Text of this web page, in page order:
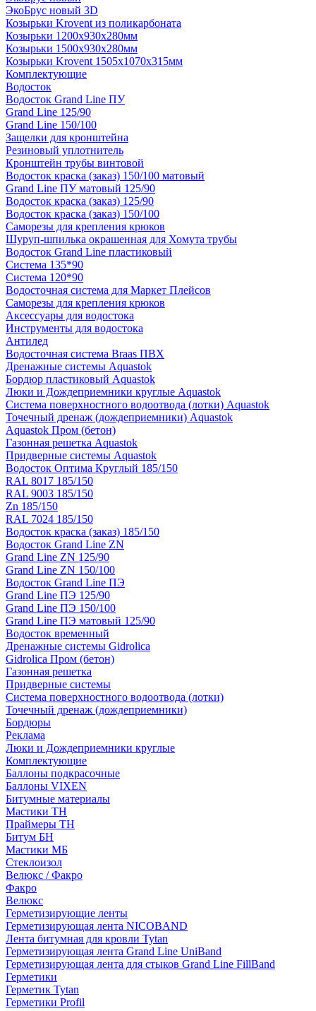
ЭкоБрус новый 3D
Козырьки Krovent из поликарбоната
Козырьки 1200х930х280мм
Козырьки 1500х930х280мм
Козырьки Krovent 1505х1070х315мм
Комплектующие
Водосток
Водосток Grand Line ПУ
Grand Line 125/90
Grand Line 150/100
Защелки для кронштейна
Резиновый уплотнитель
Кронштейн трубы винтовой
Водосток краска (заказ) 150/100 матовый
Grand Line ПУ матовый 125/90
Водосток краска (заказ) 125/90
Водосток краска (заказ) 150/100
Саморезы для крепления крюков
Шуруп-шпилька окрашенная для Хомута трубы
Водосток Grand Line пластиковый
Система 135*90
Система 120*90
Водосточная система для Маркет Плейсов
Саморезы для крепления крюков
Аксессуары для водостока
Инструменты для водостока
Антилед
Водосточная система Braas ПВХ
Дренажные системы Aquastok
Бордюр пластиковый Aquastok
Люки и Дождеприемники круглые Aquastok
Система поверхностного водоотвода (лотки) Aquastok
Точечный дренаж (дождеприемники) Aquastok
Aquastok Пром (бетон)
Газонная решетка Aquastok
Придверные системы Aquastok
Водосток Оптима Круглый 185/150
RAL 8017 185/150
RAL 9003 185/150
Zn 185/150
RAL 7024 185/150
Водосток краска (заказ) 185/150
Водосток Grand Line ZN
Grand Line ZN 125/90
Grand Line ZN 150/100
Водосток Grand Line ПЭ
Grand Line ПЭ 125/90
Grand Line ПЭ 150/100
Grand Line ПЭ матовый 125/90
Водосток временный
Дренажные системы Gidrolica
Gidrolica Пром (бетон)
Газонная решетка
Придверные системы
Система поверхностного водоотвода (лотки)
Точечный дренаж (дождеприемники)
Бордюры
Рекламa
Люки и Дождеприемники круглые
Комплектующие
Баллоны подкрасочные
Баллоны VIXEN
Битумные материалы
Мастики ТН
Праймеры ТН
Битум БН
Мастики МБ
Стеклоизол
Велюкс / Факро
Факро
Велюкс
Герметизирующие ленты
Герметизирующая лента NICOBAND
Лента битумная для кровли Tytan
Герметизирующая лента Grand Line UniBand
Герметизирующая лента для стыков Grand Line FillBand
Герметики
Герметик Tytan
Герметики Profil